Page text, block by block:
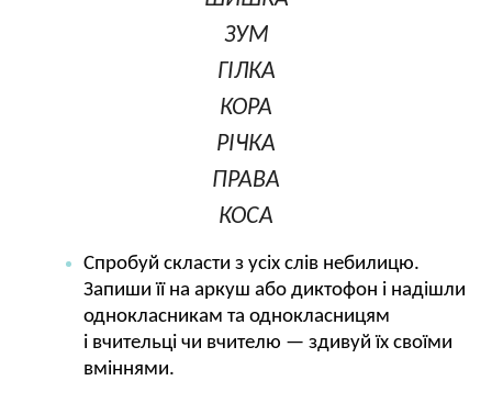
ЗУМ
ГІЛКА
КОРА
РІЧКА
ПРАВА
КОСА
Спробуй скласти з усіх слів небилицю.
Запиши її на аркуш або диктофон і надішли
однокласникам та однокласницям
і вчительці чи вчителю — здивуй їх своїми
вміннями.